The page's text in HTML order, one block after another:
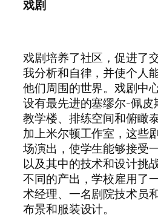
戏剧
戏剧培养了社区，促进了
我分析和自律，并使个人
他们周围的世界。戏剧中
设有最先进的塞缪尔-佩皮
教学楼、排练空间和俯瞰
加上米尔顿工作室，这些
场演出，使学生能够接受
以及其中的技术和设计挑
不同的产出，学校雇用了
术经理、一名剧院技术员
布景和服装设计。